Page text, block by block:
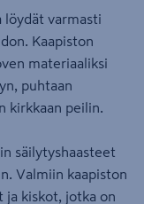
löydät varmasti
Kaapiston
materiaaliksi
puhtaan
kirkkaan peilin.
säilytyshaasteet
Valmiin kaapiston
ja kiskot, jotka on